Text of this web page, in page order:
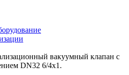
вакуумный клапан с
DN32 6/4x1.